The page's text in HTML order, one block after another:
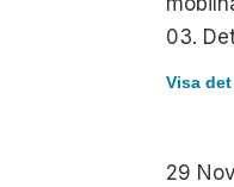
03.
Visa
29